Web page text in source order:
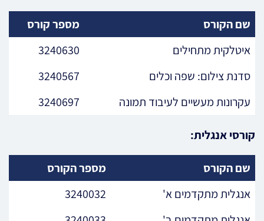
שם הקורס
מספר קורס
איטלקית מתחילים
3240630
סדנת צילום: שפה וכלים
3240567
עקרונות מעשיים לעיבוד תמונה
3240697
קורסי אנגלית:
שם הקורס
מספר הקורס
אנגלית מתקדמים א'
3240032